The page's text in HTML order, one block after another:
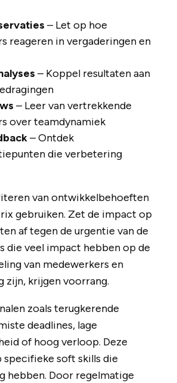
– Let op hoe
reageren in vergaderingen en
– Koppel resultaten aan
– Leer van vertrekkende
over teamdynamiek
– Ontdek
die verbetering
van ontwikkelbehoeften
gebruiken. Zet de impact op
af tegen de urgentie van de
die veel impact hebben op de
van medewerkers en
zijn, krijgen voorrang.
zoals terugkerende
deadlines, lage
of hoog verloop. Deze
specifieke soft skills die
hebben. Door regelmatige